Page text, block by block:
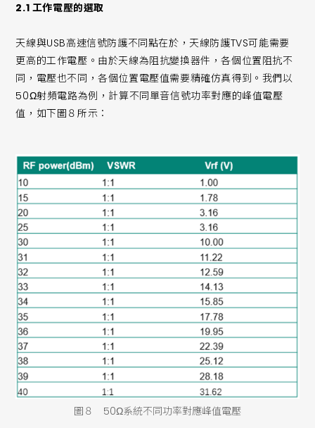
圖８ 50Ω系統不同功率對應峰值電壓
2.1 工作電壓的選取
天線與USB高速信號防護不同點在於，天線防護TVS可能需要
更高的工作電壓。由於天線為阻抗變換器件，各個位置阻抗不
同，電壓也不同，各個位置電壓值需要精確仿真得到。我們以
50Ω射頻電路為例，計算不同單音信號功率對應的峰值電壓
值，如下圖８所示：